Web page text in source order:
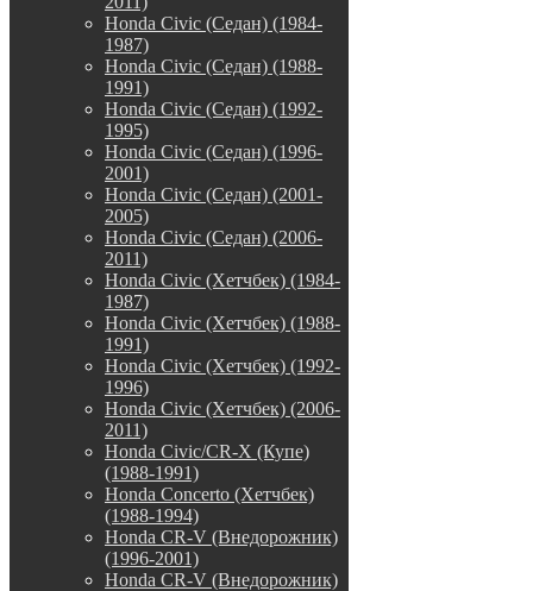
Honda Civic (Седан) (1984-
1987)
Honda Civic (Седан) (1988-
1991)
Honda Civic (Седан) (1992-
1995)
Honda Civic (Седан) (1996-
2001)
Honda Civic (Седан) (2001-
2005)
Honda Civic (Седан) (2006-
2011)
Honda Civic (Хетчбек) (1984-
1987)
Honda Civic (Хетчбек) (1988-
1991)
Honda Civic (Хетчбек) (1992-
1996)
Honda Civic (Хетчбек) (2006-
2011)
Honda Civic/CR-X (Купе)
(1988-1991)
Honda Concerto (Хетчбек)
(1988-1994)
Honda CR-V (Внедорожник)
(1996-2001)
Honda CR-V (Внедорожник)